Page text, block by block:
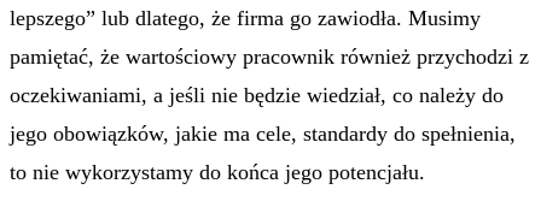
lepszego” lub dlatego, że firma go zawiodła. Musimy
pamiętać, że wartościowy pracownik również przychodzi z
oczekiwaniami, a jeśli nie będzie wiedział, co należy do
jego obowiązków, jakie ma cele, standardy do spełnienia,
to nie wykorzystamy do końca jego potencjału.